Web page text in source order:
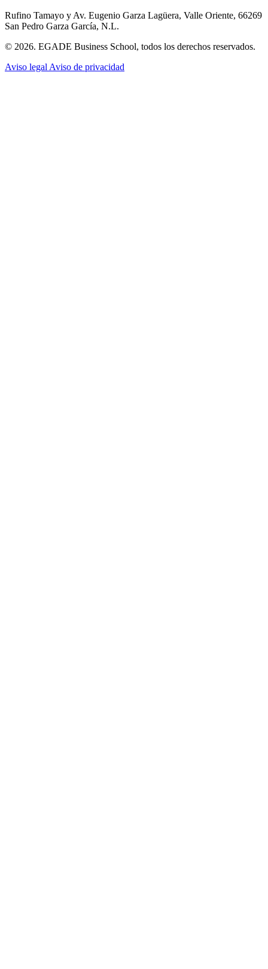
Rufino Tamayo y Av. Eugenio Garza Lagüera, Valle Oriente, 66269
San Pedro Garza García, N.L.
© 2026. EGADE Business School, todos los derechos reservados.
Aviso legal Aviso de privacidad